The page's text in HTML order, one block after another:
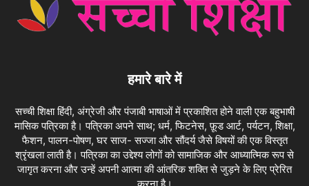
हमारे बारे में
सच्ची शिक्षा हिंदी, अंग्रेजी और पंजाबी भाषाओं में प्रकाशित होने वाली एक बहुभाषी
मासिक पत्रिका है। पत्रिका अपने साथ; धर्म, फिटनेस, फ़ूड आर्ट, पर्यटन, शिक्षा,
फैशन, पालन-पोषण, घर साज- सज्जा और सौंदर्य जैसे विषयों की एक विस्तृत
श्रृंखला लाती है। पत्रिका का उद्देश्य लोगों को सामाजिक और आध्यात्मिक रूप से
जागृत करना और उन्हें अपनी आत्मा की आंतरिक शक्ति से जुड़ने के लिए प्रेरित